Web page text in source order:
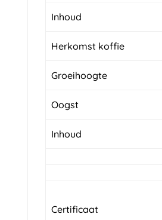
Inhoud
Herkomst koffie
Groeihoogte
Oogst
Inhoud
Certificaat